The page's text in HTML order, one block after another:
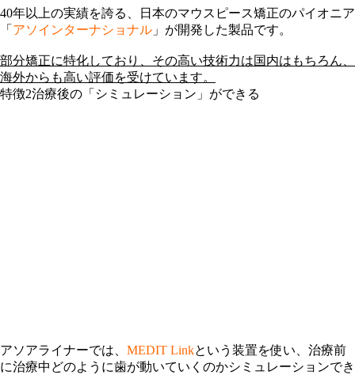
40年以上の実績を誇る、日本のマウスピース矯正のパイオニア
「 アソインターナショナル 」が開発した製品です。
部分矯正に特化しており、その高い技術力は国内はもちろん、
海外からも高い評価を受けています。
特徴2治療後の「シミュレーション」ができる
アソアライナーでは、 MEDIT Linkという装置を使い、治療前
に治療中どのように歯が動いていくのかシミュレーションでき